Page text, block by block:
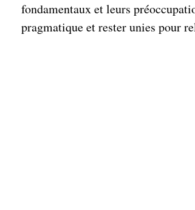
fondamentaux et leurs
pragmatique et rester unies pour